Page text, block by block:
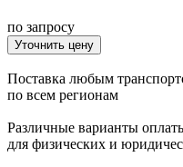
по запросу
Уточнить цену
Поставка любым
по всем регионам
Различные варианты
для физических и